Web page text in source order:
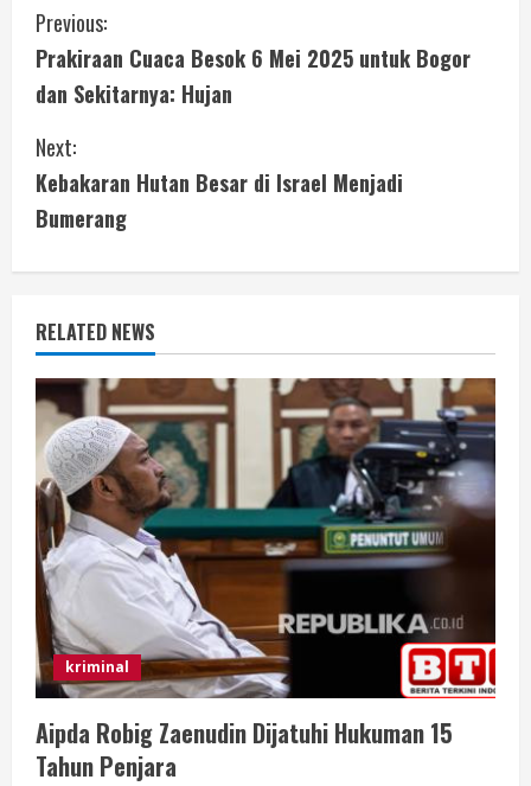
C
o
n
t
i
n
u
e
R
e
a
d
i
n
g
Previous:
Prakiraan Cuaca Besok 6 Mei 2025 untuk Bogor
dan Sekitarnya: Hujan
Next:
Kebakaran Hutan Besar di Israel Menjadi
Bumerang
RELATED NEWS
kriminal
Aipda Robig Zaenudin Dijatuhi Hukuman 15
Tahun Penjara